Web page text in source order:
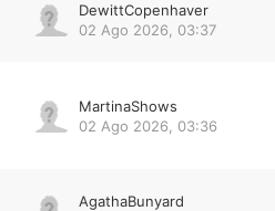
DewittCopenhaver
02 Ago 2026, 03:37
MartinaShows
02 Ago 2026, 03:36
AgathaBunyard